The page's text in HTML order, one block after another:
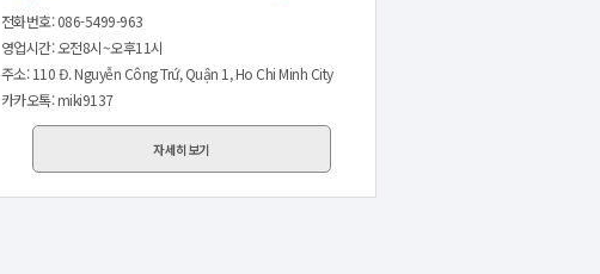
전화번호: 086-5499-963
영업시간: 오전8시~오후11시
주소: 110 Đ. Nguyễn Công Trứ, Quận 1, Ho Chi Minh City
카카오톡: miki9137
자세히보기